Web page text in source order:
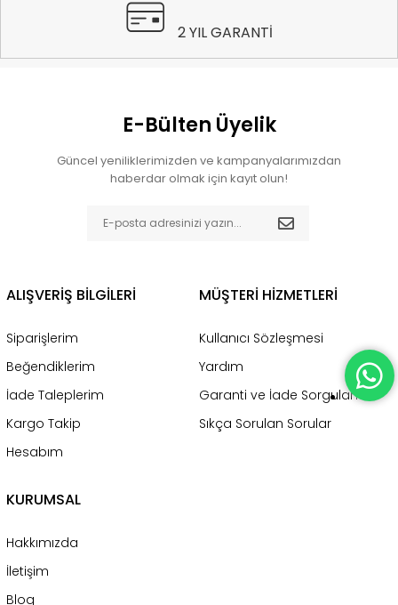
2 YIL GARANTİ
E-Bülten Üyelik
Güncel yeniliklerimizden ve kampanyalarımızdan
haberdar olmak için kayıt olun!
ALIŞVERİŞ BİLGİLERİ
Siparişlerim
Beğendiklerim
İade Taleplerim
Kargo Takip
Hesabım
MÜŞTERİ HİZMETLERİ
Kullanıcı Sözleşmesi
Yardım
Garanti ve İade Sorgulama
Sıkça Sorulan Sorular
KURUMSAL
Hakkımızda
İletişim
Blog